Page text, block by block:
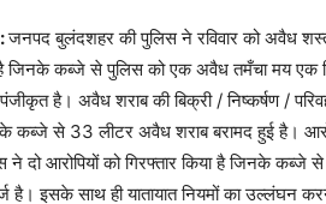
जनपद बुलंदशहर की पुलिस ने रविवार को अवैध
है जिनके कब्जे से पुलिस को एक अवैध तमँचा मय
है। अवैध शराब की बिक्री / निष्कर्षण /
के कब्जे से 33 लीटर अवैध शराब बरामद हुई है।
ने दो आरोपियों को गिरफ्तार किया है जिनके
इसके साथ ही यातायात नियमों का उल्लंघन करने